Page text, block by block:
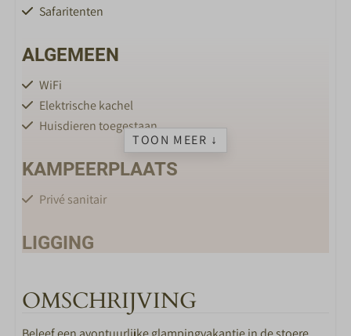
Safaritenten
ALGEMEEN
WiFi
Elektrische kachel
Huisdieren toegestaan
KAMPEERPLAATS
Privé sanitair
LIGGING
Speelgelegenheid op kampeerveld
TOON MEER ↓
OMSCHRIJVING